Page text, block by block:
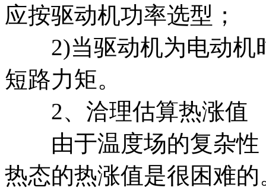
应按驱动机功率选型；
2)当驱动机为电动机
短路力矩。
2、洽理估算热涨值
由于温度场的复杂性
热态的热涨值是很困难